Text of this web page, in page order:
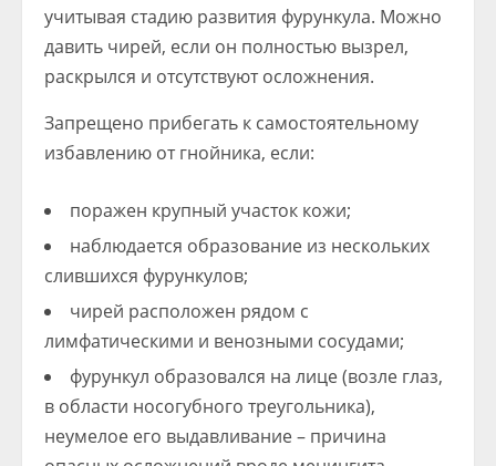
учитывая стадию развития фурункула. Можно
давить чирей, если он полностью вызрел,
раскрылся и отсутствуют осложнения.
Запрещено прибегать к самостоятельному
избавлению от гнойника, если:
поражен крупный участок кожи;
наблюдается образование из нескольких
слившихся фурункулов;
чирей расположен рядом с
лимфатическими и венозными сосудами;
фурункул образовался на лице (возле глаз,
в области носогубного треугольника),
неумелое его выдавливание – причина